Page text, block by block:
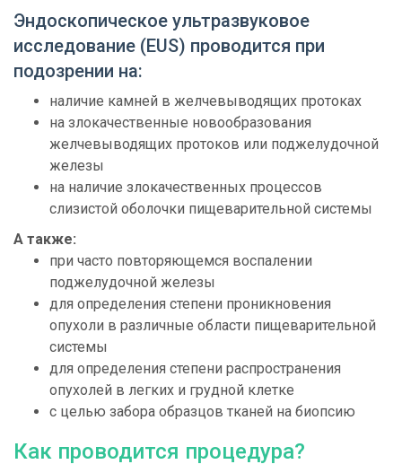
Эндоскопическое ультразвуковое
исследование (EUS) проводится при
подозрении на:
наличие камней в желчевыводящих протоках
на злокачественные новообразования
желчевыводящих протоков или поджелудочной
железы
на наличие злокачественных процессов
слизистой оболочки пищеварительной системы
А также:
при часто повторяющемся воспалении
поджелудочной железы
для определения степени проникновения
опухоли в различные области пищеварительной
системы
для определения степени распространения
опухолей в легких и грудной клетке
с целью забора образцов тканей на биопсию
Как проводится процедура?